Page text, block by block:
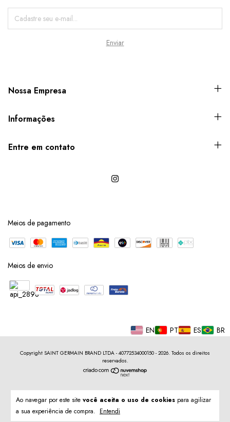
Ao navegar por este site você aceita o uso de cookies para agilizar
a sua experiência de compra. Entendi
Nossa Empresa
Informações
Entre em contato
Meios de pagamento
Meios de envio
EN PT ES BR
Copyright SAINT GERMAIN BRAND LTDA - 40772534000150 - 2026. Todos os direitos
reservados.